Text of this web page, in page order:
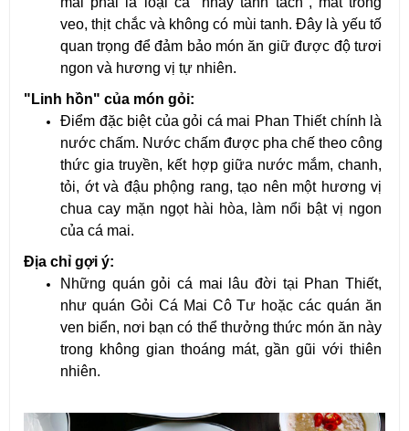
veo, thịt chắc và không có mùi tanh. Đây là yếu tố
quan trọng để đảm bảo món ăn giữ được độ tươi
ngon và hương vị tự nhiên.
"Linh hồn" của món gỏi:
Điểm đặc biệt của gỏi cá mai Phan Thiết chính là
nước chấm. Nước chấm được pha chế theo công
thức gia truyền, kết hợp giữa nước mắm, chanh,
tỏi, ớt và đậu phộng rang, tạo nên một hương vị
chua cay mặn ngọt hài hòa, làm nổi bật vị ngon
của cá mai.
Địa chỉ gợi ý:
Những quán gỏi cá mai lâu đời tại Phan Thiết,
như quán Gỏi Cá Mai Cô Tư hoặc các quán ăn
ven biển, nơi bạn có thể thưởng thức món ăn này
trong không gian thoáng mát, gần gũi với thiên
nhiên.